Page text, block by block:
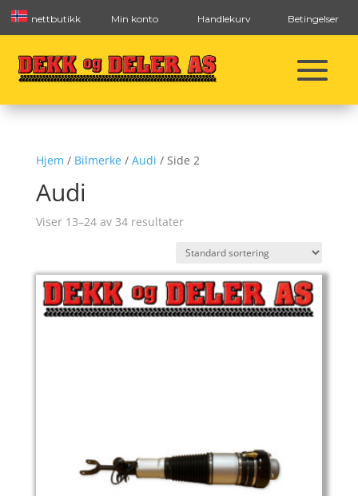
nettbutikk Min konto Handlekurv Betingelser
Hjem / Bilmerke/ Audi / Side 2
Audi
Viser 13–24 av 34 resultater